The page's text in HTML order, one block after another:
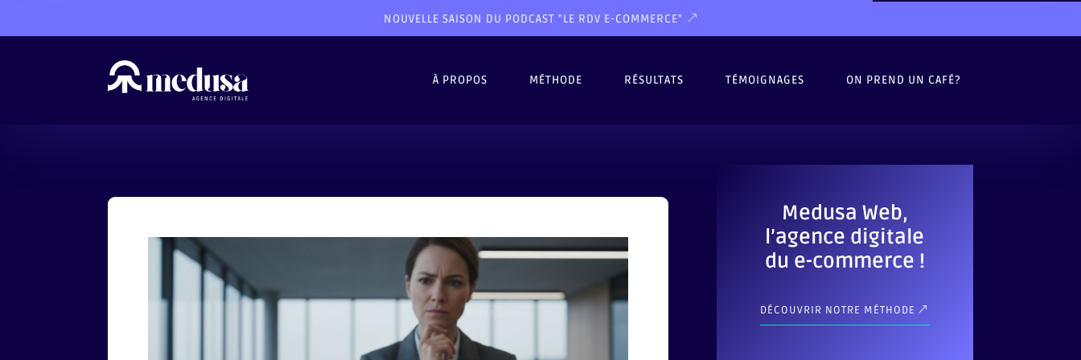
NOUVELLE SAISON DU PODCAST "LE RDV E-COMMERCE"
À PROPOS MÉTHODE RÉSULTATS TÉMOIGNAGES ON PREND UN CAFÉ?
Medusa Web,
l’agence digitale
du e-commerce !
DÉCOUVRIR NOTRE MÉTHODE